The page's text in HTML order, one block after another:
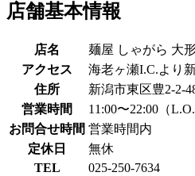
店舗基本情報
店名
麺屋 しゃがら 大
アクセス
海老ヶ瀬I.C.より
住所
新潟市東区豊2-2-
営業時間
11:00〜22:00（
お問合せ時間 営業時間内
定休日
無休
TEL
025-250-7634